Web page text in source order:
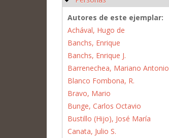
Autores de este ejemplar:
Achával, Hugo de
Banchs, Enrique
Banchs, Enrique J.
Barrenechea, Mariano Antonio
Blanco Fombona, R.
Bravo, Mario
Bunge, Carlos Octavio
Bustillo (Hijo), José María
Canata, Julio S.